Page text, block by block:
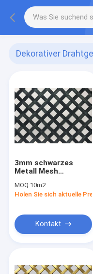
Dekorativer
3mm schwarzes
Metall Mesh
Fireproof
MOQ:10m2
Holen Sie sich aktuelle
Kontakt